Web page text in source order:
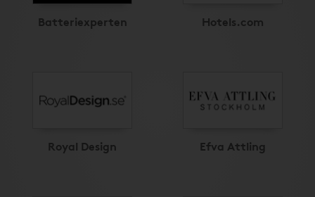
Batteriexperten Hotels.com
Royal Design Efva Attling